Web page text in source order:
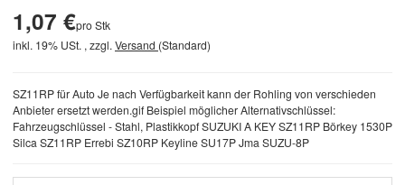
SZ11RP für Auto Je nach Verfügbarkeit kann der Rohling von verschieden
Anbieter ersetzt werden.gif Beispiel möglicher Alternativschlüssel:
Fahrzeugschlüssel - Stahl, Plastikkopf SUZUKI A KEY SZ11RP Börkey 1530P
Silca SZ11RP Errebi SZ10RP Keyline SU17P Jma SUZU-8P
1,07 €pro Stk
inkl. 19% USt. , zzgl. Versand (Standard)